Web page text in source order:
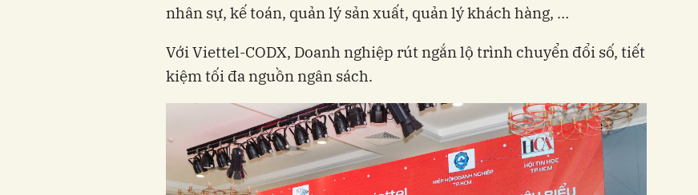
nhân sự, kế toán, quản lý sản xuất, quản lý khách hàng, …
Với Viettel-CODX, Doanh nghiệp rút ngắn lộ trình chuyển đổi số, tiết
kiệm tối đa nguồn ngân sách.